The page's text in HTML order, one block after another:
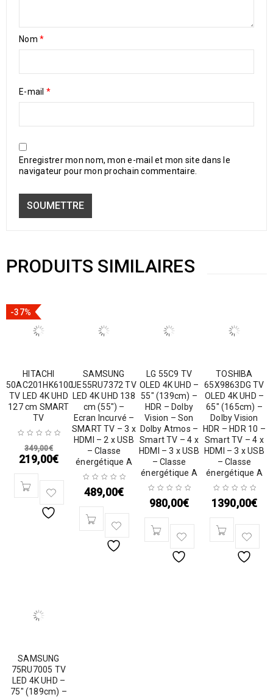
Nom *
E-mail *
Enregistrer mon nom, mon e-mail et mon site dans le
navigateur pour mon prochain commentaire.
PRODUITS SIMILAIRES
-37%
HITACHI
50AC201HK6100
TV LED 4K UHD
127 cm SMART
TV
349,00€
219,00€
SAMSUNG
UE55RU7372 TV
LED 4K UHD 138
cm (55″) –
Ecran Incurvé –
SMART TV – 3 x
HDMI – 2 x USB
– Classe
énergétique A
489,00€
LG 55C9 TV
OLED 4K UHD –
55″ (139cm) –
HDR – Dolby
Vision – Son
Dolby Atmos –
Smart TV – 4 x
HDMI – 3 x USB
– Classe
énergétique A
980,00€
TOSHIBA
65X9863DG TV
OLED 4K UHD –
65″ (165cm) –
Dolby Vision
HDR – HDR 10 –
Smart TV – 4 x
HDMI – 3 x USB
– Classe
énergétique A
1390,00€
SAMSUNG
75RU7005 TV
LED 4K UHD –
75″ (189cm) –